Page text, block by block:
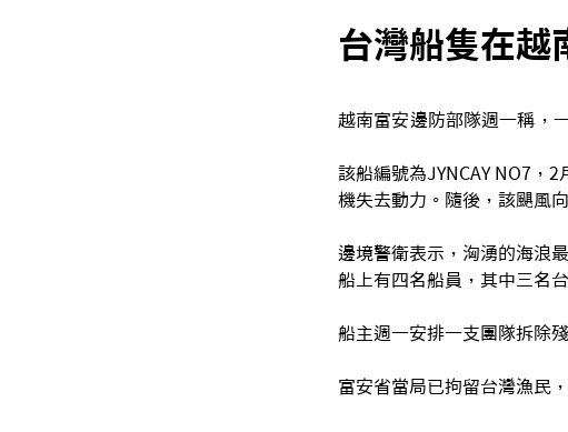
台灣船隻在越
越南富安邊防部隊週一稱，
該船編號為JYNCAY NO7，
機失去動力。隨後，該颶風
邊境警衛表示，洶湧的海浪
船上有四名船員，其中三名
船主週一安排一支團隊拆除
富安省當局已拘留台灣漁民